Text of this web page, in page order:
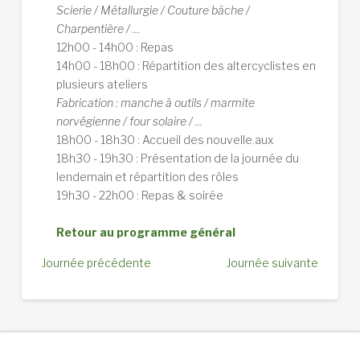
Scierie / Métallurgie / Couture bâche /
Charpentière / ...
12h00 - 14h00 : Repas
14h00 - 18h00 : Répartition des altercyclistes en
plusieurs ateliers
Fabrication : manche à outils / marmite
norvégienne / four solaire / ...
18h00 - 18h30 : Accueil des nouvelle.aux
18h30 - 19h30 : Présentation de la journée du
lendemain et répartition des rôles
19h30 - 22h00 : Repas & soirée
Retour au programme général
Journée précédente Journée suivante